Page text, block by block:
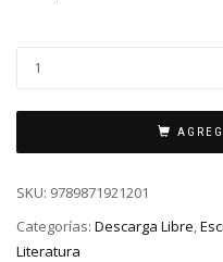
SKU: 9789871921201
Categorías: Descarga Libre
Literatura